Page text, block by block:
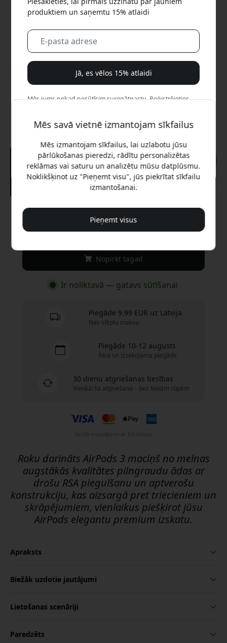
Ieteicamā cena
34.99 EUR
Nopirkt tagad
Ir noliktavā — gatavs sūtīšanai
Piegāde 9.99 EUR uz Latvija
Nav slēptu maksu
Piegāde 10-12 augusts
Ātra un izsekojama piegāde
30 dienu atgriešanas tiesības
Vienkārša atgriešana – bez liekām rūpēm
Roku darināts AirPods 3 maciņš no melnas
augstākās kvalitātes pilngraudu ādas ar
drošu RSA piegulšanu un aptverošu
konstrukciju, kas aizsargā pret triecieniem un
skrāpējumiem, vienlaikus piešķirot jūsu
AirPods elegantu premium izskatu.
Apraksts
Biežāk uzdotie jautājumi
Lietošanas scenāriji
Paredzēts
Mēs savā vietnē izmantojam sīkfailus
Mēs izmantojam sīkfailus, lai uzlabotu jūsu
pārlūkošanas pieredzi, rādītu personalizētas
reklāmas vai saturu un analizētu mūsu datplūsmu.
Noklikšķinot uz "Pieņemt visu", jūs piekrītat sīkfailu
izmantošanai.
Pieņemt visus
produktiem un saņemtu 15% atlaidi
Jā, es vēlos 15% atlaidi
Mēs jums nekad nesūtīsim surogātpastu. Reģistrējoties,
izglītojošām sērijām un īpašiem piedāvājumiem.
Nē, es labāk maksātu pilnu cenu.